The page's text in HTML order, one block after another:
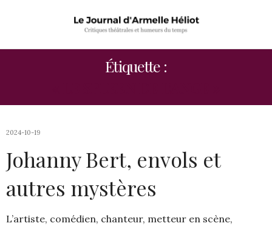
Étiquette :
2024-10-19
Johanny Bert, envols et
autres mystères
L’artiste, comédien, chanteur, metteur en scène,